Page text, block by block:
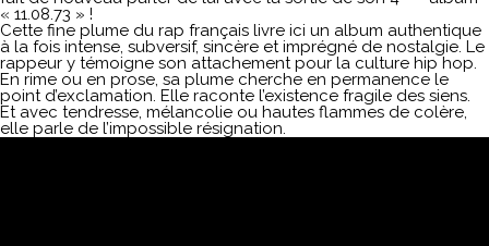
« 11.08.73 » !
Cette fine plume du rap français livre ici un album authentique
à la fois intense, subversif, sincère et imprégné de nostalgie. Le
rappeur y témoigne son attachement pour la culture hip hop.
En rime ou en prose, sa plume cherche en permanence le
point d’exclamation. Elle raconte l’existence fragile des siens.
Et avec tendresse, mélancolie ou hautes flammes de colère,
elle parle de l’impossible résignation.